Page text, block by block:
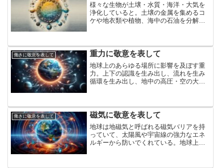
様々な生物が土壌・水質・海洋・大気を
浄化していると。土壌の金属を集めるコ
ケや地衣類や植物、海中の石油を分解す
意を表して
働きに敬意を表して 重力に敬意を表して
地球上のあらゆる場所に影響を及ぼす重
力。上下の認識を生み出し、流れを生み
循環を生み出し、地中の高圧・空の大気
みを生み出す原動力である重力に敬意を
表して
働きに敬意を表して 磁気に敬意を表して
地球は地磁気と呼ばれる磁気バリアを持
っていて、太陽風や宇宙線の強力なエネ
ルギーから防いでくれている。地球上に